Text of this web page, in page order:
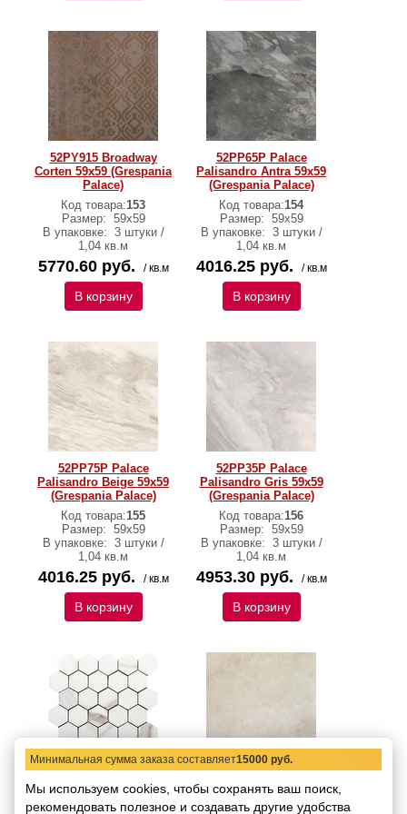
52PY915 Broadway
Corten 59x59 (Grespania
Palace)
Код товара:153
Размер: 59x59
В упаковке: 3 штуки /
1,04 кв.м
5770.60 руб. / кв.м
В корзину
52PP65P Palace
Palisandro Antra 59х59
(Grespania Palace)
Код товара:154
Размер: 59х59
В упаковке: 3 штуки /
1,04 кв.м
4016.25 руб. / кв.м
В корзину
52PP75P Palace
Palisandro Beige 59х59
(Grespania Palace)
Код товара:155
Размер: 59х59
В упаковке: 3 штуки /
1,04 кв.м
4016.25 руб. / кв.м
В корзину
52PP35P Palace
Palisandro Gris 59х59
(Grespania Palace)
Код товара:156
Размер: 59х59
В упаковке: 3 штуки /
1,04 кв.м
4953.30 руб. / кв.м
В корзину
Ravenna 28x29
(Grespania Palace)
Grespania Palace Agata
Beige 59х59
Минимальная сумма заказа составляет15000 руб.
Мы используем cookies, чтобы сохранять ваш поиск,
рекомендовать полезное и создавать другие удобства